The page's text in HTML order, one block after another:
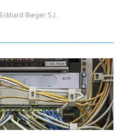
Eckhard Bieger S.J.